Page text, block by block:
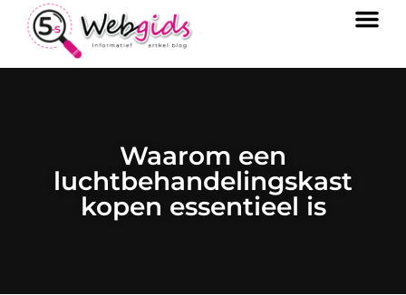
Waarom een
luchtbehandelingskast
kopen essentieel is